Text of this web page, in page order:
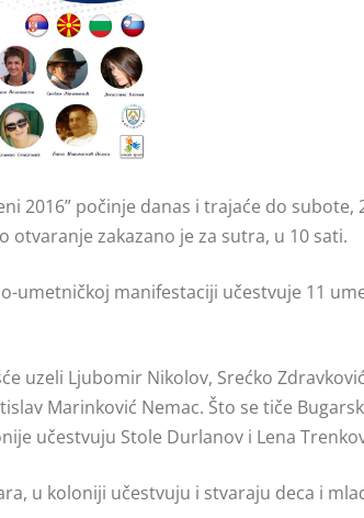
2016” počinje danas i trajaće do
otvaranje zakazano je za sutra, u 10 sati.
umetničkoj manifestaciji učestvuje 11
uzeli Ljubomir Nikolov, Srećko
Marinković Nemac. Što se tiče
učestvuju Stole Durlanov i Lena
u koloniji učestvuju i stvaraju deca i